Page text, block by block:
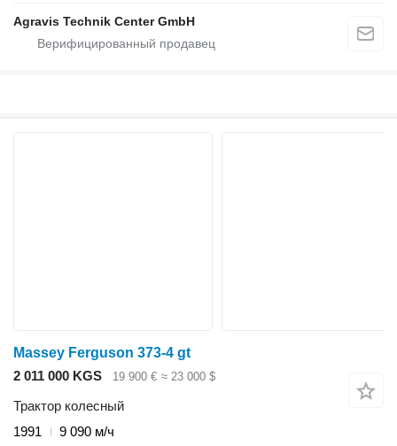
Agravis Technik Center GmbH
Massey Ferguson 373-4 gt
2 011 000 KGS
19 900 € ≈ 23 000 $
Трактор колесный
1991
9 090 м/ч